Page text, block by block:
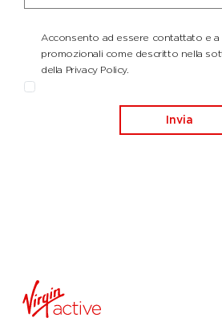
Acconsento ad essere contattato e
promozionali come descritto nella
della Privacy Policy.
Invia